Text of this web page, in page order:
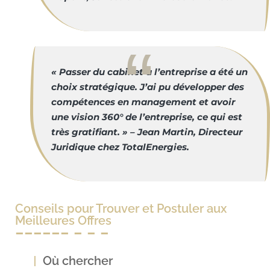
« Passer du cabinet à l’entreprise a été un
choix stratégique. J’ai pu développer des
compétences en management et avoir
une vision 360° de l’entreprise, ce qui est
très gratifiant. » – Jean Martin, Directeur
Juridique chez TotalEnergies.
Conseils pour Trouver et Postuler aux
Meilleures Offres
Où chercher